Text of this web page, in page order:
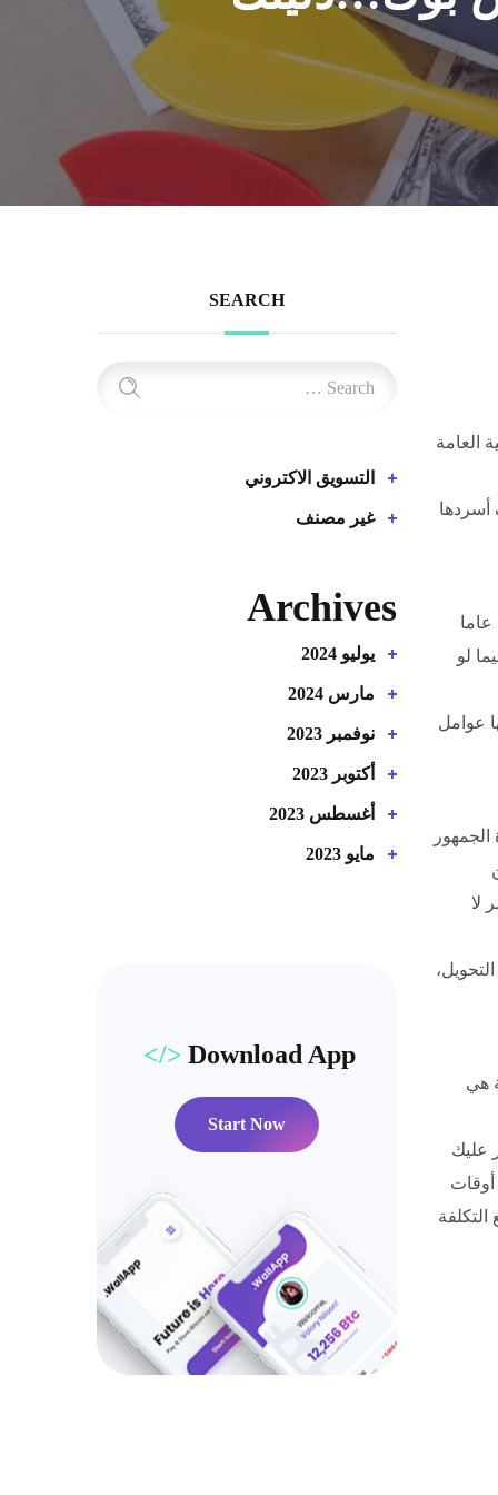
العامة
أسردها
تلعب طبيعة الجمهور المستهدف دورا رئيسا في تحديد تكلفة إعلانك ، فمثلا لو كان جمهورك المستهدف من الفئة العمرية فوق 50 عاما
فيما لو
عوامل
لا
هي
عليك
أوقات
SEARCH
التسويق الاكتروني
غير مصنف
Archives
يوليو 2024
مارس 2024
نوفمبر 2023
أكتوبر 2023
أغسطس 2023
مايو 2023
Download App
Start Now